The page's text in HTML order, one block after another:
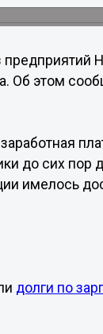
предприятий
Об этом
до сих пор
имелось
долги по